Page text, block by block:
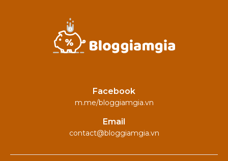
Facebook
m.me/bloggiamgia.vn
Email
contact@bloggiamgia.vn